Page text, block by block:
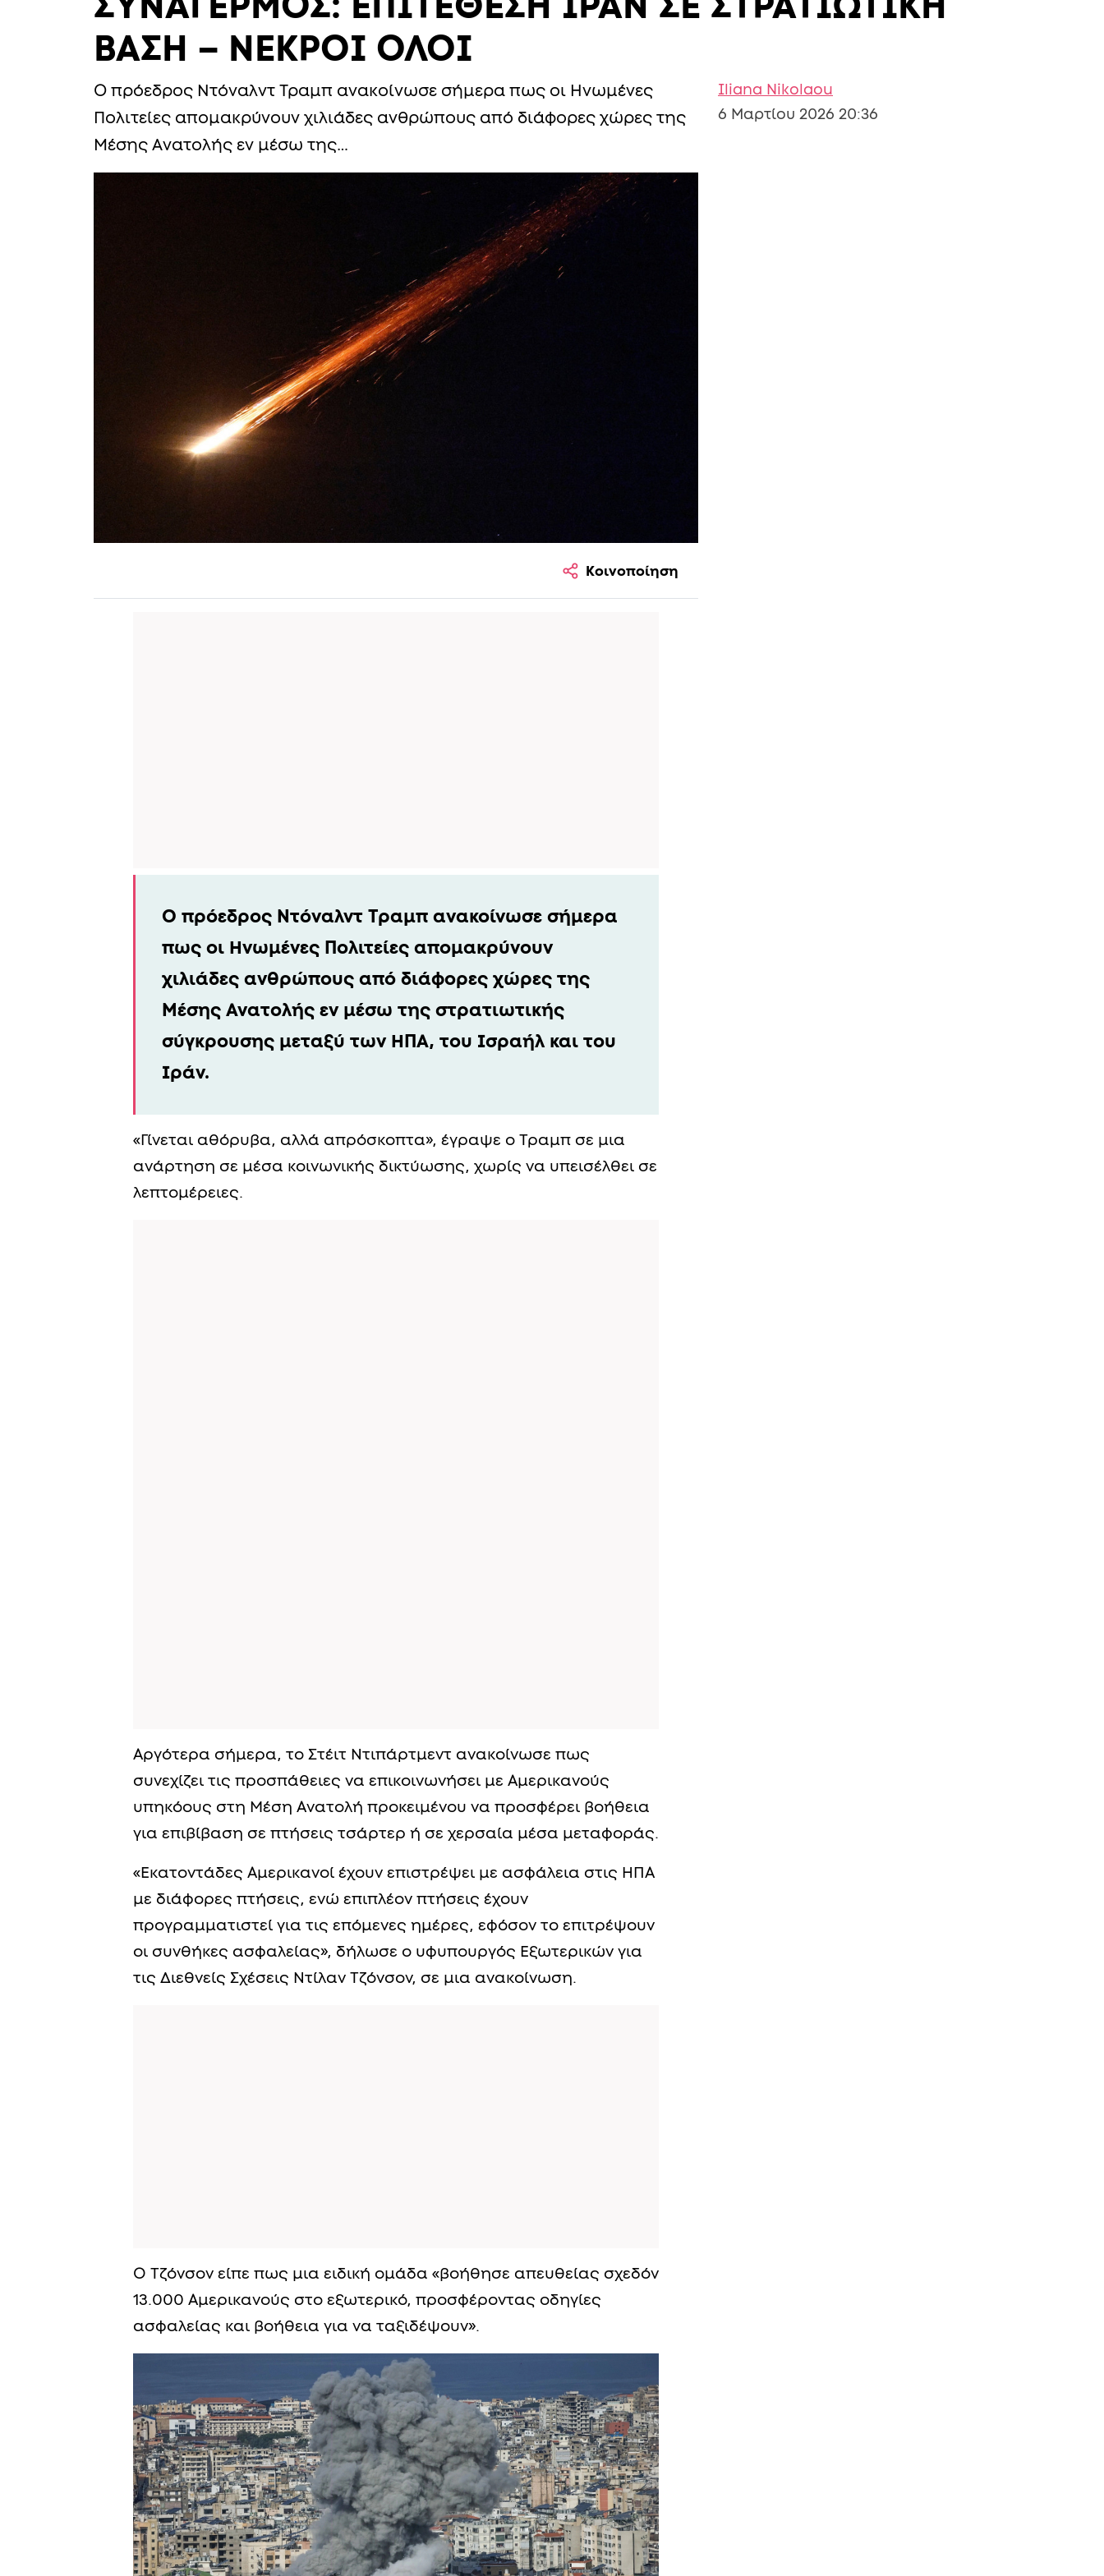
ΣΥΝΑΓΕΡΜΟΣ: ΕΠΙΤΕΘΕΣΗ ΙΡΑΝ ΣΕ ΣΤΡΑΤΙΩΤΙΚΗ
ΒΑΣΗ – ΝΕΚΡΟΙ ΟΛΟΙ
Ο πρόεδρος Ντόναλντ Τραμπ ανακοίνωσε σήμερα πως οι Ηνωμένες
Πολιτείες απομακρύνουν χιλιάδες ανθρώπους από διάφορες χώρες της
Μέσης Ανατολής εν μέσω της…
Iliana Nikolaou
6 Μαρτίου 2026 20:36
Κοινοποίηση
Ο πρόεδρος Ντόναλντ Τραμπ ανακοίνωσε σήμερα
πως οι Ηνωμένες Πολιτείες απομακρύνουν
χιλιάδες ανθρώπους από διάφορες χώρες της
Μέσης Ανατολής εν μέσω της στρατιωτικής
σύγκρουσης μεταξύ των ΗΠΑ, του Ισραήλ και του
Ιράν.
«Γίνεται αθόρυβα, αλλά απρόσκοπτα», έγραψε ο Τραμπ σε μια
ανάρτηση σε μέσα κοινωνικής δικτύωσης, χωρίς να υπεισέλθει σε
λεπτομέρειες.
Αργότερα σήμερα, το Στέιτ Ντιπάρτμεντ ανακοίνωσε πως
συνεχίζει τις προσπάθειες να επικοινωνήσει με Αμερικανούς
υπηκόους στη Μέση Ανατολή προκειμένου να προσφέρει βοήθεια
για επιβίβαση σε πτήσεις τσάρτερ ή σε χερσαία μέσα μεταφοράς.
«Εκατοντάδες Αμερικανοί έχουν επιστρέψει με ασφάλεια στις ΗΠΑ
με διάφορες πτήσεις, ενώ επιπλέον πτήσεις έχουν
προγραμματιστεί για τις επόμενες ημέρες, εφόσον το επιτρέψουν
οι συνθήκες ασφαλείας», δήλωσε ο υφυπουργός Εξωτερικών για
τις Διεθνείς Σχέσεις Ντίλαν Τζόνσον, σε μια ανακοίνωση.
Ο Τζόνσον είπε πως μια ειδική ομάδα «βοήθησε απευθείας σχεδόν
13.000 Αμερικανούς στο εξωτερικό, προσφέροντας οδηγίες
ασφαλείας και βοήθεια για να ταξιδέψουν».